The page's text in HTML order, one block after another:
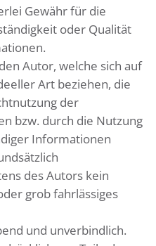
Gewähr für die
oder Qualität
Autor, welche sich auf
Art beziehen, die
der
bzw. durch die Nutzung
Informationen
des Autors kein
grob fahrlässiges
und unverbindlich.